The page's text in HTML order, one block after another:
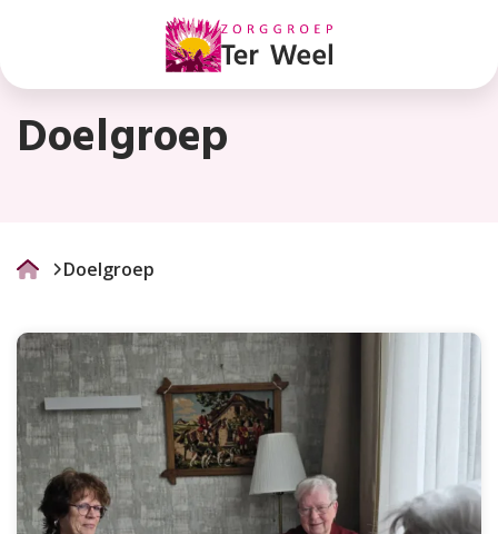
Doelgroep
Doelgroep
Doelgroep